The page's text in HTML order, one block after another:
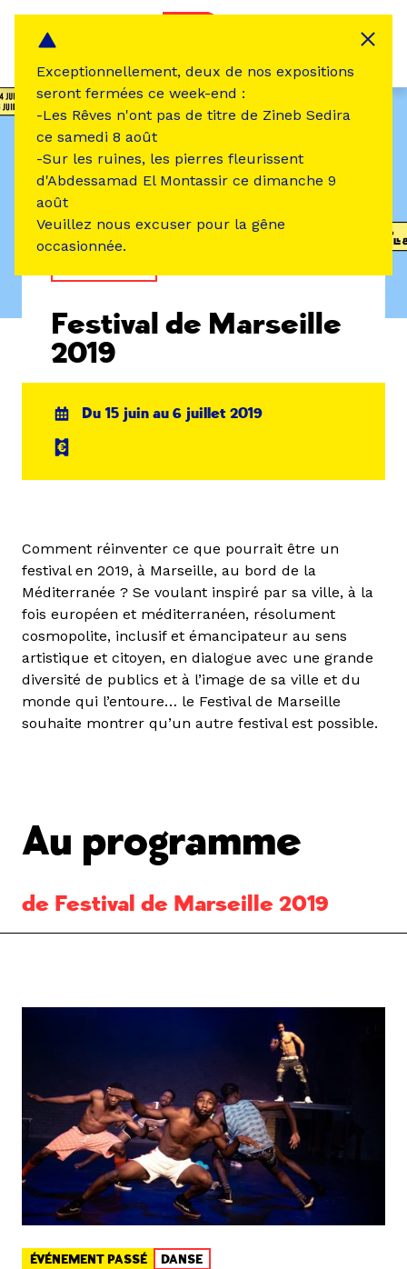
Festival de Marseille
2019
Du 15 juin au 6 juillet 2019
Comment réinventer ce que pourrait être un
festival en 2019, à Marseille, au bord de la
Méditerranée ? Se voulant inspiré par sa ville, à la
fois européen et méditerranéen, résolument
cosmopolite, inclusif et émancipateur au sens
artistique et citoyen, en dialogue avec une grande
diversité de publics et à l’image de sa ville et du
monde qui l’entoure… le Festival de Marseille
souhaite montrer qu’un autre festival est possible.
Au programme
de Festival de Marseille 2019
ÉVÉNEMENT PASSÉ DANSE
Exceptionnellement, deux de nos expositions
seront fermées ce week-end :
-Les Rêves n'ont pas de titre de Zineb Sedira
ce samedi 8 août
-Sur les ruines, les pierres fleurissent
d'Abdessamad El Montassir ce dimanche 9
août
Veuillez nous excuser pour la gêne
occasionnée.
Panneau de gestion des cookies